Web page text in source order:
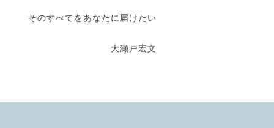
そのすべてをあなたに届けたい
大瀬戸宏文